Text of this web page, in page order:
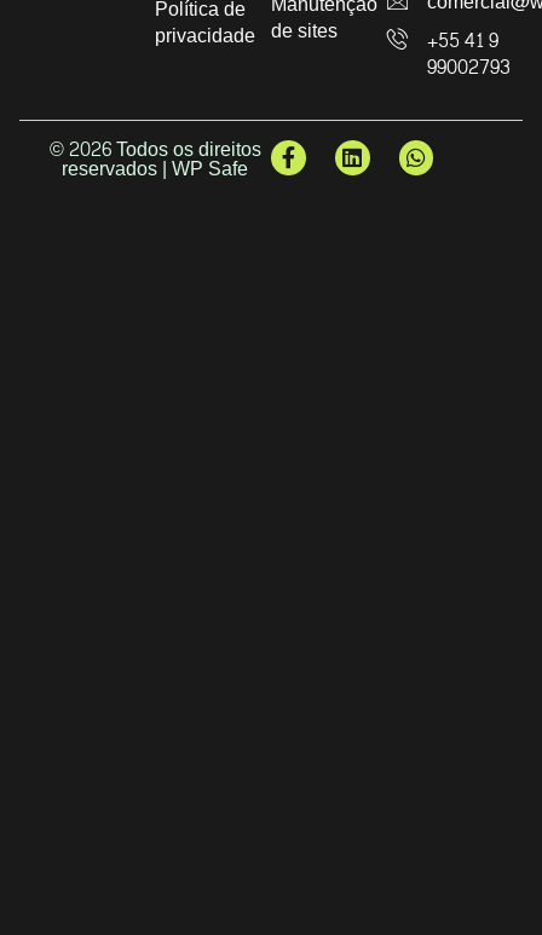
Política de
privacidade de sites
+55 41 9
99002793
© 2026 Todos os direitos
reservados | WP Safe